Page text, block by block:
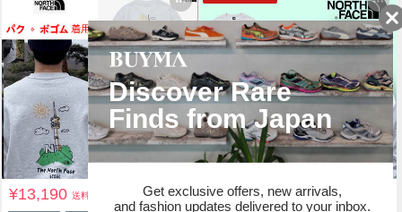
¥13,190送料込 ¥13,068 送料込